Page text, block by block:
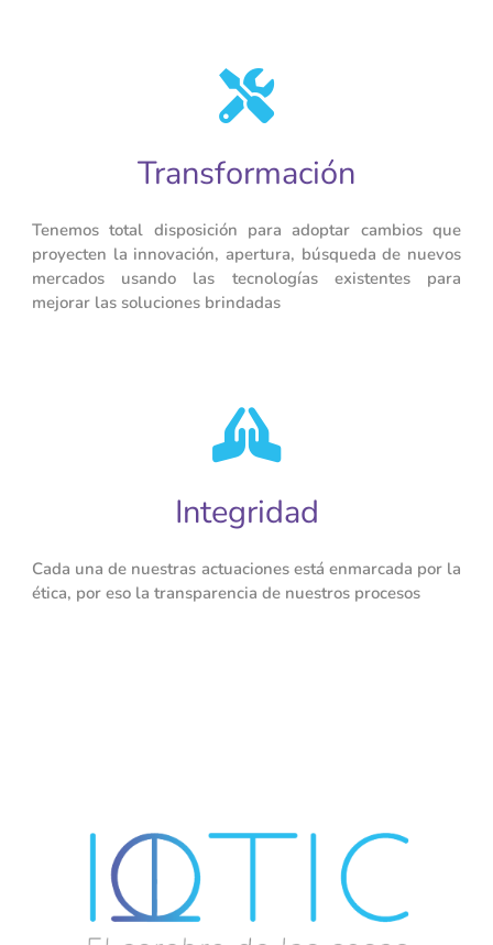
Transformación
Tenemos total disposición para adoptar cambios que
proyecten la innovación, apertura, búsqueda de nuevos
mercados usando las tecnologías existentes para
mejorar las soluciones brindadas
Integridad
Cada una de nuestras actuaciones está enmarcada por la
ética, por eso la transparencia de nuestros procesos